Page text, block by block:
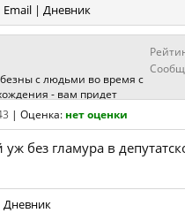
Email | Дневник
с людьми во время с
- вам придет
| Оценка: нет оценки
уж без гламура в
Дневник